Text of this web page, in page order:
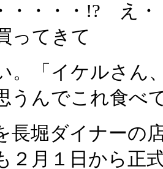
・・・・!? え
ってきて
。「イケルさん
うんでこれ食べ
長堀ダイナーの
２月１日から正